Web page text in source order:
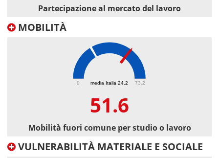
Partecipazione al mercato del lavoro
MOBILITÀ
media Italia 24.2
0 73.2
51.6
Mobilità fuori comune per studio o lavoro
VULNERABILITÀ MATERIALE E SOCIALE